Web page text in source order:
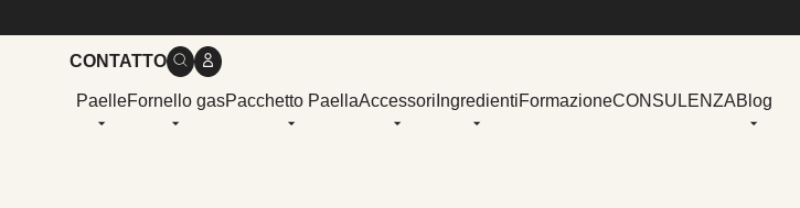
CONTATTO
PaelleFornello gasPacchetto PaellaAccessori IngredientiFormazioneCONSULENZABlog